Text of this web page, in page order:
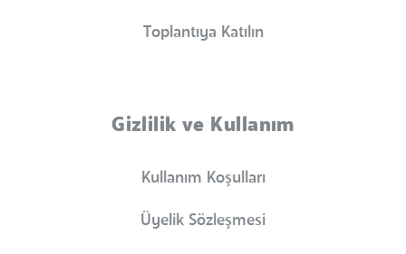
Toplantıya Katılın
Gizlilik ve Kullanım
Kullanım Koşulları
Üyelik Sözleşmesi